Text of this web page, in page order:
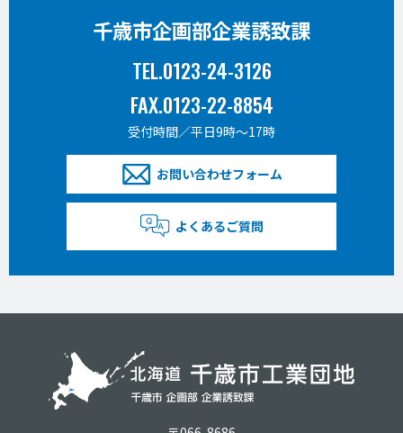
千歳市企画部企業誘致課
TEL.0123-24-3126
FAX.0123-22-8854
受付時間／平日9時〜17時
お問い合わせフォーム
よくあるご質問